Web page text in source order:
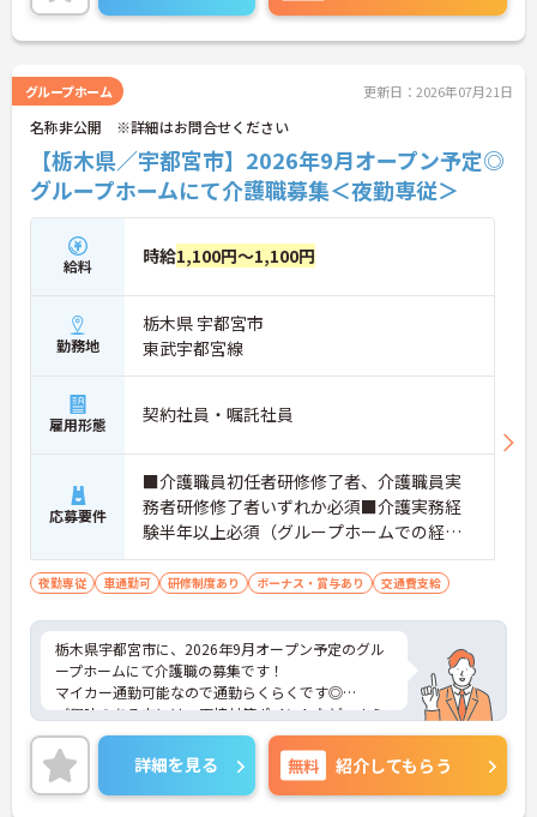
グループホーム 更新日：2026年07月21日
名称非公開 ※詳細はお問合せください
【栃木県／宇都宮市】2026年9月オープン予定◎
グループホームにて介護職募集＜夜勤専従＞
給料 時給1,100円～1,100円
勤務地
栃木県 宇都宮市
東武宇都宮線
雇用形態 契約社員・嘱託社員
応募要件
■介護職員初任者研修修了者、介護職員実
務者研修修了者いずれか必須■介護実務経
験半年以上必須（グループホームでの経験
は問いません）
夜勤専従 車通勤可 研修制度あり ボーナス・賞与あり 交通費支給
栃木県宇都宮市に、2026年9月オープン予定のグル
ープホームにて介護職の募集です！
マイカー通勤可能なので通勤らくらくです◎
ご興味のある方には、面接対策ポイントなど、さら
に詳細をお話しいたしますのでお気軽にご相談くだ
さい！
詳細を見る 無料 紹介してもらう